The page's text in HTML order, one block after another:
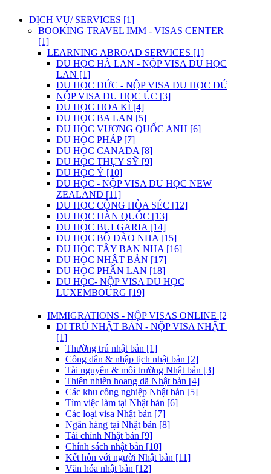
DỊCH VỤ/ SERVICES [1]
BOOKING TRAVEL IMM - VISAS CENTER
[1]
LEARNING ABROAD SERVICES [1]
DU HỌC HÀ LAN - NỘP VISA DU HỌC HÀ
LAN [1]
DU HỌC ĐỨC - NỘP VISA DU HỌC ĐỨC [2]
NỘP VISA DU HỌC ÚC [3]
DU HỌC HOA KÌ [4]
DU HỌC BA LAN [5]
DU HỌC VƯƠNG QUỐC ANH [6]
DU HỌC PHÁP [7]
DU HỌC CANADA [8]
DU HỌC THỤY SỸ [9]
DU HỌC Ý [10]
DU HỌC - NỘP VISA DU HỌC NEW
ZEALAND [11]
DU HỌC CỘNG HÒA SÉC [12]
DU HỌC HÀN QUỐC [13]
DU HỌC BULGARIA [14]
DU HỌC BỒ ĐÀO NHA [15]
DU HỌC TÂY BAN NHA [16]
DU HỌC NHẬT BẢN [17]
DU HỌC PHẦN LAN [18]
DU HỌC- NỘP VISA DU HỌC
LUXEMBOURG [19]
IMMIGRATIONS - NỘP VISAS ONLINE [2]
DI TRÚ NHẬT BẢN - NỘP VISA NHẬT BẢN
[1]
Thường trú nhật bản [1]
Công dân & nhập tịch nhật bản [2]
Tài nguyên & môi trường Nhật bản [3]
Thiên nhiên hoang dã Nhật bản [4]
Các khu công nghiệp Nhật bản [5]
Tìm việc làm tại Nhật bản [6]
Các loại visa Nhật bản [7]
Ngân hàng tại Nhật bản [8]
Tài chính Nhật bản [9]
Chính sách nhật bản [10]
Kết hôn với người Nhật bản [11]
Văn hóa nhật bản [12]